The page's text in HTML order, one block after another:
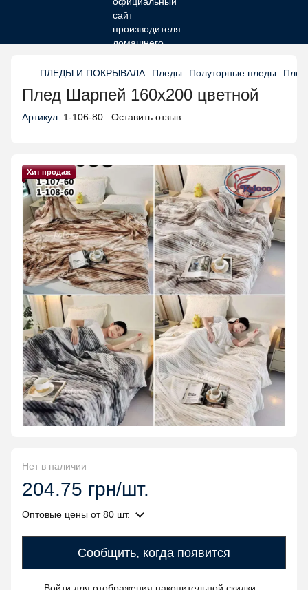
ПЛЕДЫ И ПОКРЫВАЛА Пледы Полуторные пледы
Плед Шарпей 160х200 цветной
Артикул: 1-106-80 Оставить отзыв
Хит продаж
Нет в наличии
204.75 грн/шт.
Оптовые цены от 80 шт.
Сообщить, когда появится
Войти для отображения накопительной скидки